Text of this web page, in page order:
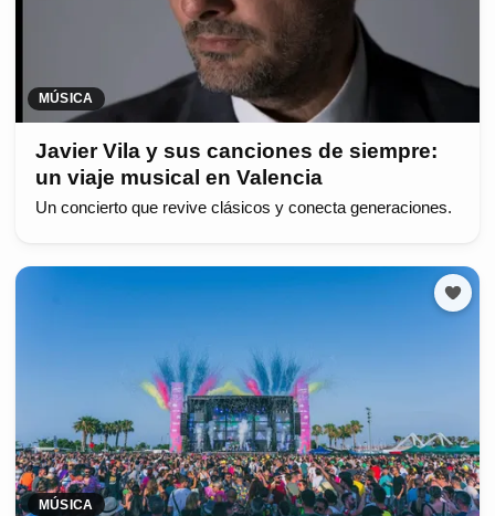
MÚSICA
Javier Vila y sus canciones de siempre:
un viaje musical en Valencia
Un concierto que revive clásicos y conecta generaciones.
MÚSICA